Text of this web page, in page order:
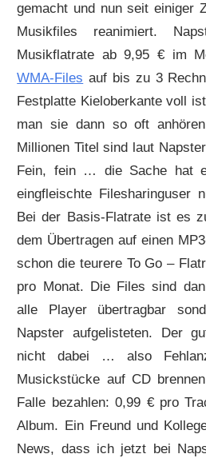
gemacht und nun seit einiger
Musikfiles reanimiert.
Musikflatrate ab 9,95 € im
WMA-Files auf bis zu 3
Festplatte Kieloberkante voll
man sie dann so oft
Millionen Titel sind laut
Fein, fein … die Sache hat
eingfleischte Filesharinguser
Bei der Basis-Flatrate ist es
dem Übertragen auf einen
schon die teurere To Go –
pro Monat. Die Files sind
alle Player übertragbar
Napster aufgelisteten. Der
nicht dabei … also
Musickstücke auf CD
Falle bezahlen: 0,99 € pro
Album. Ein Freund und
News, dass ich jetzt bei